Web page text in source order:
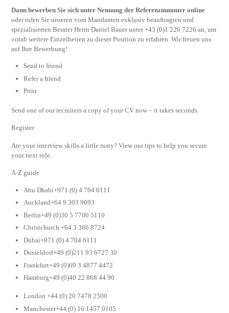
Dann bewerben Sie sich unter Nennung der Referenznummer online
oder rufen Sie unseren vom Mandanten exklusiv beauftragten und
spezialisierten Berater Herrn Daniel Bauer unter +43 (0)1 226 7226 an, um
vorab weitere Einzelheiten zu dieser Position zu erfahren. Wir freuen uns
auf Ihre Bewerbung!
Send to friend
Refer a friend
Print
Send one of our recruiters a copy of your CV now – it takes seconds.
Register
Are your interview skills a little rusty? View our tips to help you secure
your next role.
A-Z guide
Abu Dhabi+971 (0) 4 704 6111
Auckland+64 9 303 9093
Berlin+49 (0)30 5 7700 5110
Christchurch +64 3 366 8724
Dubai+971 (0) 4 704 6111
Dusseldorf+49 (0)211 93 6727 30
Frankfurt+49 (0)69 3 4877 4472
Hamburg+49 (0)40 22 868 44 90
London +44 (0) 20 7478 2500
Manchester+44 (0) 16 1457 0105